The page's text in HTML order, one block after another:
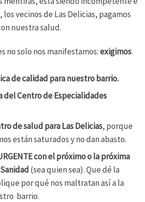
los vecinos de Las Delicias, pagamos
nuestra salud.
no solo nos manifestamos:exigimos.
de calidad para nuestro barrio.
del Centro de Especialidades
de salud para Las Delicias, porque
están saturados y no dan abasto.
con el próximo o la próxima
(sea quien sea). Que dé la
por qué nos maltratan así a la
barrio.